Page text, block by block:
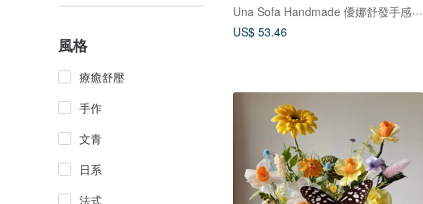
風格
療癒舒壓
手作
文青
日系
法式
Una Sofa Handmade 優娜舒發手感小物
US$ 53.46